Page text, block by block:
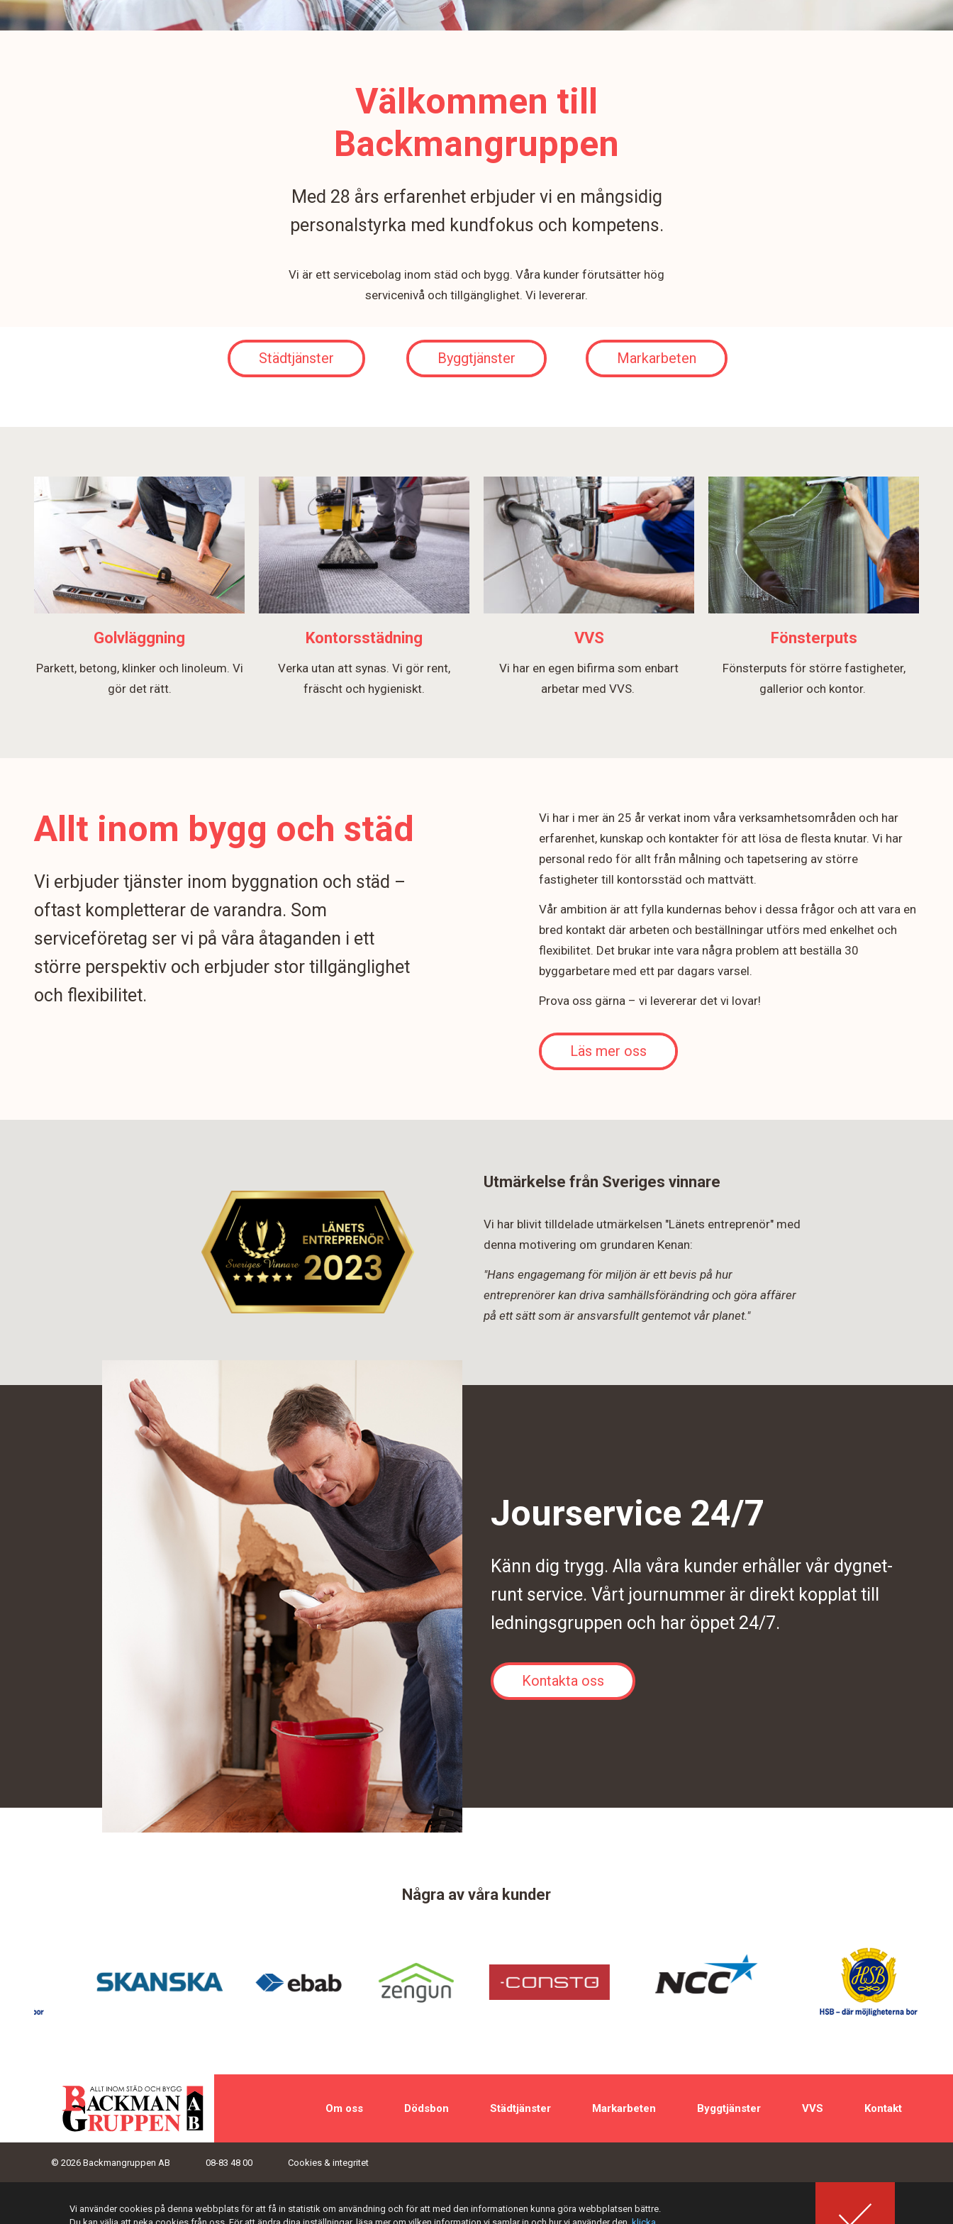
Välkommen till
Backmangruppen
Med 28 års erfarenhet erbjuder vi en mångsidig
personalstyrka med kundfokus och kompetens.
Vi är ett servicebolag inom städ och bygg. Våra kunder förutsätter hög
servicenivå och tillgänglighet. Vi levererar.
Städtjänster Byggtjänster Markarbeten
Golvläggning
Parkett, betong, klinker och linoleum. Vi
gör det rätt.
Kontorsstädning
Verka utan att synas. Vi gör rent,
fräscht och hygieniskt.
VVS
Vi har en egen bifirma som enbart
arbetar med VVS.
Fönsterputs
Fönsterputs för större fastigheter,
gallerior och kontor.
Allt inom bygg och städ
Vi erbjuder tjänster inom byggnation och städ –
oftast kompletterar de varandra. Som
serviceföretag ser vi på våra åtaganden i ett
större perspektiv och erbjuder stor tillgänglighet
och flexibilitet.
Vi har i mer än 25 år verkat inom våra verksamhetsområden och har
erfarenhet, kunskap och kontakter för att lösa de flesta knutar. Vi har
personal redo för allt från målning och tapetsering av större
fastigheter till kontorsstäd och mattvätt.
Vår ambition är att fylla kundernas behov i dessa frågor och att vara en
bred kontakt där arbeten och beställningar utförs med enkelhet och
flexibilitet. Det brukar inte vara några problem att beställa 30
byggarbetare med ett par dagars varsel.
Prova oss gärna – vi levererar det vi lovar!
Läs mer oss
Utmärkelse från Sveriges vinnare
Vi har blivit tilldelade utmärkelsen "Länets entreprenör" med
denna motivering om grundaren Kenan:
"Hans engagemang för miljön är ett bevis på hur
entreprenörer kan driva samhällsförändring och göra affärer
på ett sätt som är ansvarsfullt gentemot vår planet."
Jourservice 24/7
Känn dig trygg. Alla våra kunder erhåller vår dygnet-
runt service. Vårt journummer är direkt kopplat till
ledningsgruppen och har öppet 24/7.
Kontakta oss
Några av våra kunder
Om oss Dödsbon Städtjänster Markarbeten Byggtjänster VVS Kontakt
© 2026 Backmangruppen AB 08-83 48 00 Cookies & integritet
Vi använder cookies på denna webbplats för att få in statistik om användning och för att med den informationen kunna göra webbplatsen bättre.
Du kan välja att neka cookies från oss. För att ändra dina inställningar, läsa mer om vilken information vi samlar in och hur vi använder den, klicka